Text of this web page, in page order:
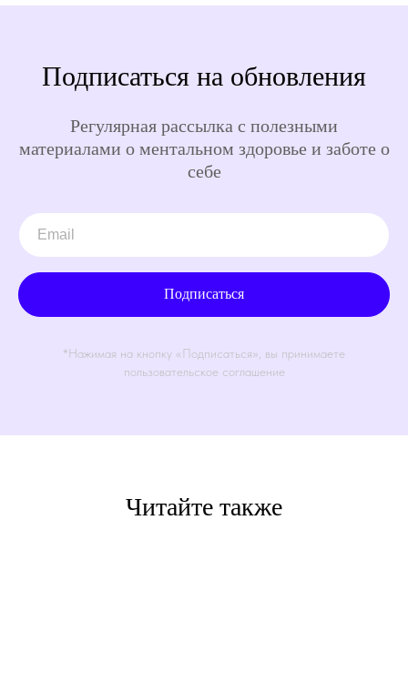
Подписаться на обновления
Регулярная рассылка с полезными
материалами о ментальном здоровье и заботе о
себе
Подписаться
*Нажимая на кнопку «Подписаться», вы принимаете
пользовательское соглашение
Читайте также